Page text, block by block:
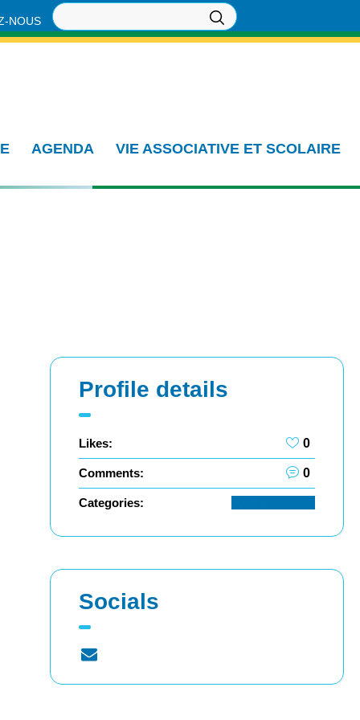
NOUS
AGENDA VIE ASSOCIATIVE ET SCOLAIRE
Profile details
Likes: 0
Comments: 0
Categories:
Socials